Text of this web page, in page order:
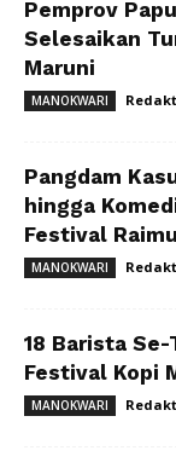
Pemprov
Selesaikan
Maruni
MANOKWARI
Pangdam
hingga
Festival
MANOKWARI
18 Barista Se-
Festival Kopi
MANOKWARI